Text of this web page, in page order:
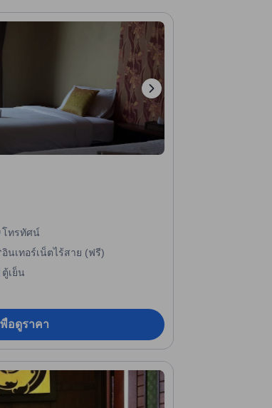
โทรทัศน์
อินเทอร์เน็ตไร้สาย (ฟรี)
ตู้เย็น
พื่อดูราคา